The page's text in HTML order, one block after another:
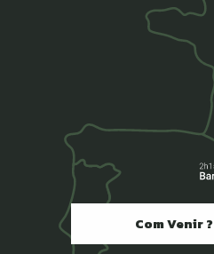
Com Venir ?